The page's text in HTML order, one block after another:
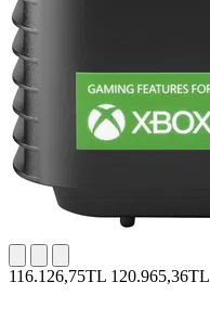
116.126,75TL 120.965,36TL